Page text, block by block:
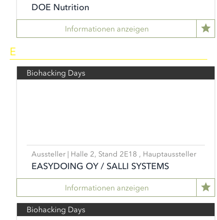
DOE Nutrition
Informationen anzeigen
E
Biohacking Days
Aussteller | Halle 2, Stand 2E18 , Hauptaussteller
EASYDOING OY / SALLI SYSTEMS
Informationen anzeigen
Biohacking Days